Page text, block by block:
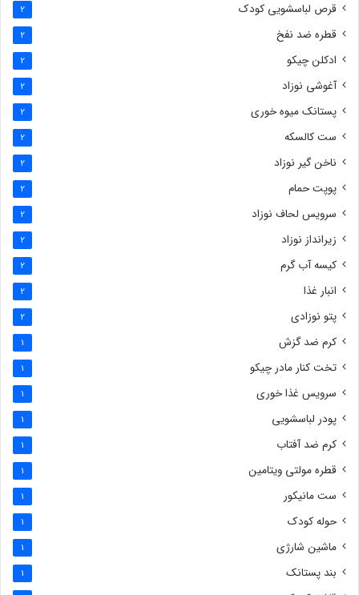
قرص لباسشویی کودک 2
قطره ضد نفخ 2
ادکلن چیکو 2
آغوشی نوزاد 2
پستانک میوه خوری 2
ست کالسکه 2
ناخن گیر نوزاد 2
پوپت حمام 2
سرویس لحاف نوزاد 2
زیرانداز نوزاد 2
کیسه آب گرم 2
انبار غذا 2
پتو نوزادی 2
کرم ضد گزش 1
تخت کنار مادر چیکو 1
سرویس غذا خوری 1
پودر لباسشویی 1
کرم ضد آفتاب 1
قطره مولتی ویتامین 1
ست مانیکور 1
حوله کودک 1
ماشین شارژی 1
بند پستانک 1